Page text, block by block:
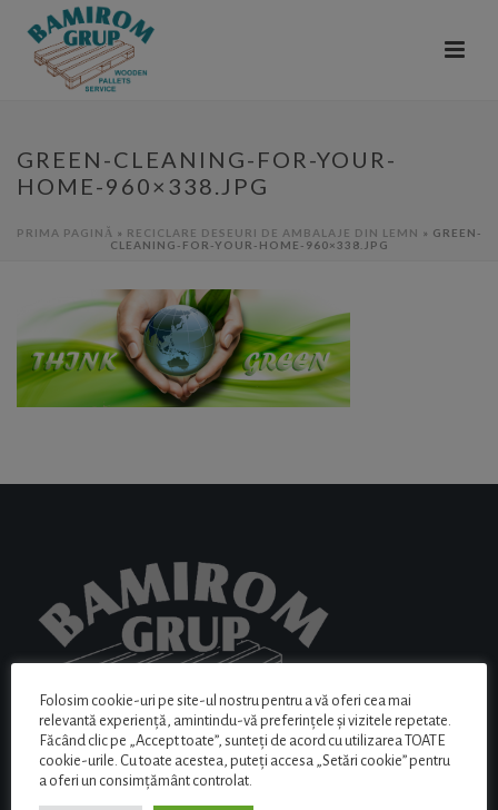
GREEN-CLEANING-FOR-YOUR-
HOME-960×338.JPG
PRIMA PAGINĂ » RECICLARE DESEURI DE AMBALAJE DIN LEMN » GREEN-
CLEANING-FOR-YOUR-HOME-960×338.JPG
Folosim cookie-uri pe site-ul nostru pentru a vă oferi cea mai
relevantă experiență, amintindu-vă preferințele și vizitele repetate.
Făcând clic pe „Accept toate”, sunteți de acord cu utilizarea TOATE
cookie-urile. Cu toate acestea, puteți accesa „Setări cookie” pentru
a oferi un consimțământ controlat.